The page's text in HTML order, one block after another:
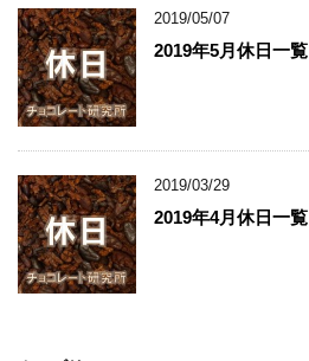
2019/05/07
2019年5月休日一覧
2019/03/29
2019年4月休日一覧